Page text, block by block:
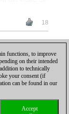
18
Cookies Management
functions, to improve
on their intended
to technically
your consent (if
can be found in our
Accept